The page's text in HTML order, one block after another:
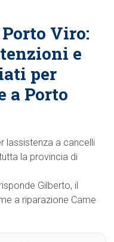
Viro:
e
per
a Porto
lassistenza a cancelli
la provincia di
Gilberto, il
a riparazione Came